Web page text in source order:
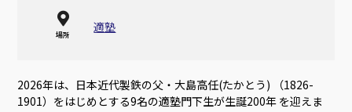
場所
適塾
2026年は、日本近代製鉄の父・大島高任(たかとう) （1826-
1901）をはじめとする9名の適塾門下生が生誕200年 を迎えま